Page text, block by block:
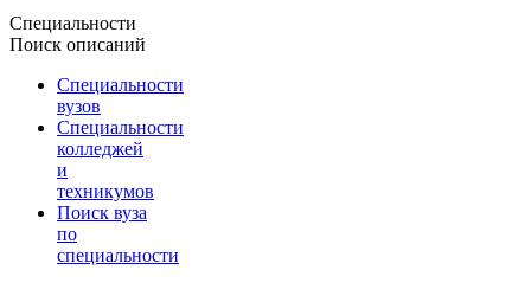
Специальности
Поиск описаний
Специальности
вузов
Специальности
колледжей
и
техникумов
Поиск вуза
по
специальности